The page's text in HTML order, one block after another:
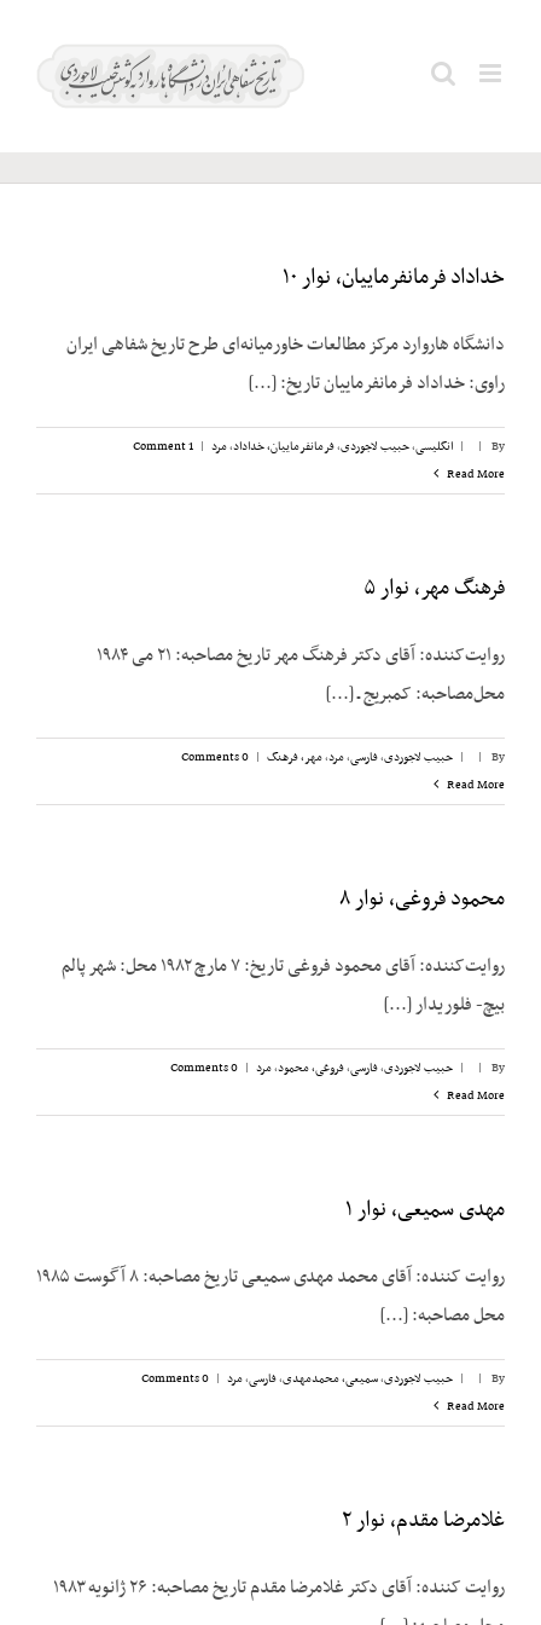
آگاه؛
خداداد فرمانفرماییان، نوار ۱۰
دانشگاه هاروارد مرکز مطالعات خاورمیانه‌ای طرح تاریخ شفاهی ایران
راوی: خداداد فرمانفرماییان تاریخ: [...]
By
|
| انگلیسی,حبیب لاجوردی,فرمانفرماییان، خداداد,مرد |
1 Comment
Read More
فرهنگ مهر، نوار ۵
روایت‌کننده: آقای دکتر فرهنگ مهر تاریخ مصاحبه: ۲۱ می ۱۹۸۴
محل‌مصاحبه: کمبریج ـ [...]
By
|
| حبیب لاجوردی,فارسی,مرد,مهر، فرهنگ |
0 Comments
Read More
محمود فروغی، نوار ۸
روایت‌کننده: آقای محمود فروغی تاریخ: ۷ مارچ ۱۹۸۲ محل: شهر پالم
بیچ- فلوریدار [...]
By
|
| حبیب لاجوردی,فارسی,فروغی، محمود,مرد |
0 Comments
Read More
مهدی سمیعی، نوار ۱
روایت ‌کننده: آقای محمد مهدی سمیعی تاریخ مصاحبه: ۸ آگوست ۱۹۸۵
محل مصاحبه: [...]
By
|
| حبیب لاجوردی,سمیعی، محمدمهدی,فارسی,مرد |
0 Comments
Read More
غلامرضا مقدم، نوار ۲
روایت کننده: آقای دکتر غلامرضا مقدم تاریخ مصاحبه: ۲۶ ژانویه ۱۹۸۳